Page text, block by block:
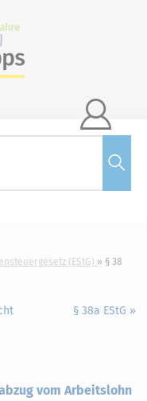

(EStG)
§ 38
§ 38a EStG »
vom Arbeitslohn